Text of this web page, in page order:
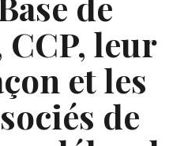
CCP, leur
et les
de